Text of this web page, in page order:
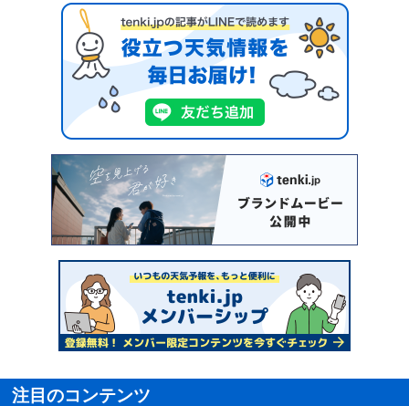
注目のコンテンツ